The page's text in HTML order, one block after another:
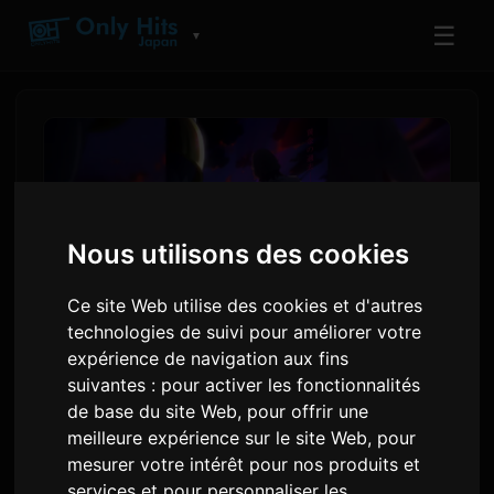
Nous utilisons des cookies
Ce site Web utilise des cookies et d'autres
technologies de suivi pour améliorer votre
expérience de navigation aux fins
suivantes : pour activer les fonctionnalités
de base du site Web, pour offrir une
meilleure expérience sur le site Web, pour
mesurer votre intérêt pour nos produits et
▼ ☰
Digimon Beatbreak Entame
un Nouvel Arc Narratif 'Kyo-
hen' le 12 Juillet